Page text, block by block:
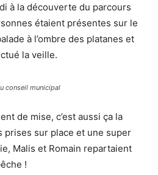
à la découverte du parcours
étaient présentes sur le
à l’ombre des platanes et
la veille.
conseil municipal
de mise, c’est aussi ça la
sur place et une super
Malis et Romain repartaient
!